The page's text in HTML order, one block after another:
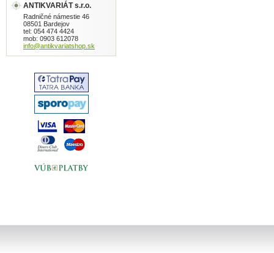
ANTIKVARIÁT s.r.o.
Radničné námestie 46
08501 Bardejov
tel: 054 474 4424
mob: 0903 612078
info@antikvariatshop.sk